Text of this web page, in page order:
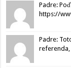
Padre:
https://
Padre:
referenda,